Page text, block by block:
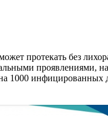
протекать без
проявлениями,
1000